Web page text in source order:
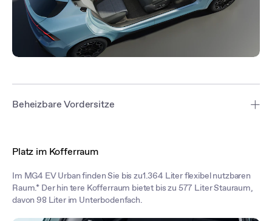
Beheizbare Vordersitze
fach verstellbaren Fahrersitz. Ambientebeleuchtung sorgt für die
Audiosystem den Innenraum mit klaren Klängen erfüllt*.
*MG4 EV Urban Luxury
Platz im Kofferraum
Im MG4 EV Urban finden Sie bis zu1.364 Liter flexibel nutzbaren
Raum.* Der hin tere Kofferraum bietet bis zu 577 Liter Stauraum,
davon 98 Liter im Unterbodenfach.